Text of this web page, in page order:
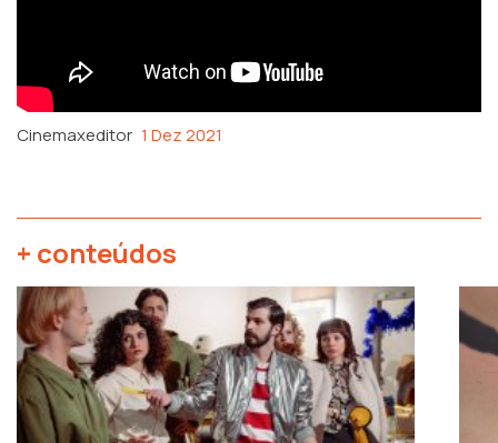
Cinemaxeditor 1 Dez 2021
+ conteúdos